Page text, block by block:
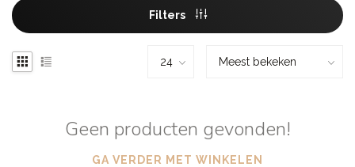
Filters
Geen producten gevonden!
GA VERDER MET WINKELEN